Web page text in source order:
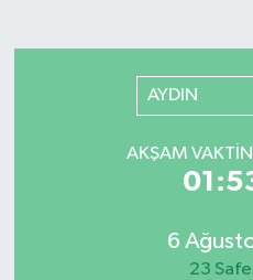
AYDIN
AKŞAM
6
23